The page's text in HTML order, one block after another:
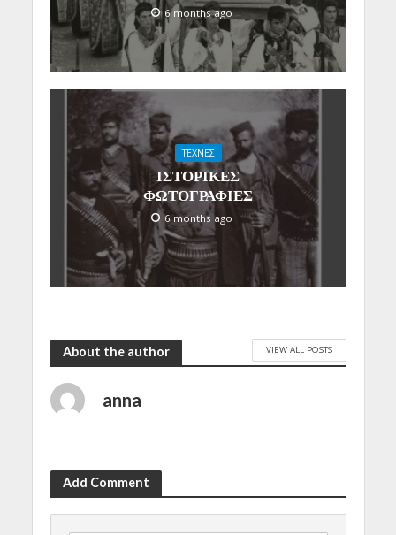
6 months ago
ΤΕΧΝΕΣ
ΙΣΤΟΡΙΚΕΣ
ΦΩΤΟΓΡΑΦΙΕΣ
6 months ago
About the author VIEW ALL POSTS
anna
Add Comment